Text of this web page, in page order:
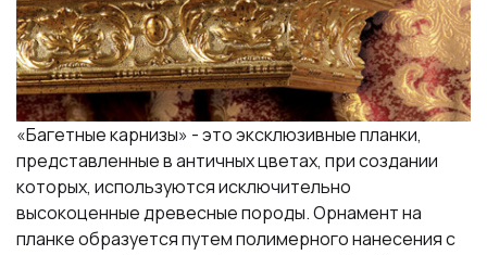
«Багетные карнизы» - это эксклюзивные планки,
представленные в античных цветах, при создании
которых, используются исключительно
высокоценные древесные породы. Орнамент на
планке образуется путем полимерного нанесения с